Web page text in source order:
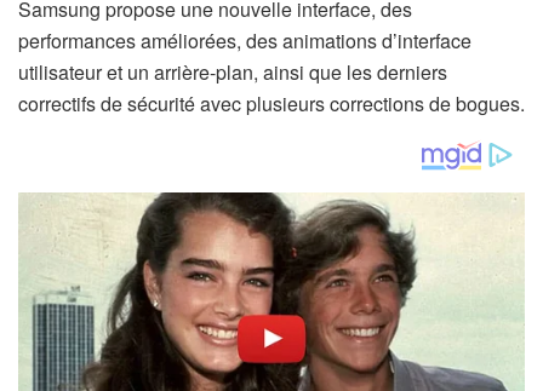
Samsung propose une nouvelle interface, des
performances améliorées, des animations d’interface
utilisateur et un arrière-plan, ainsi que les derniers
correctifs de sécurité avec plusieurs corrections de bogues.